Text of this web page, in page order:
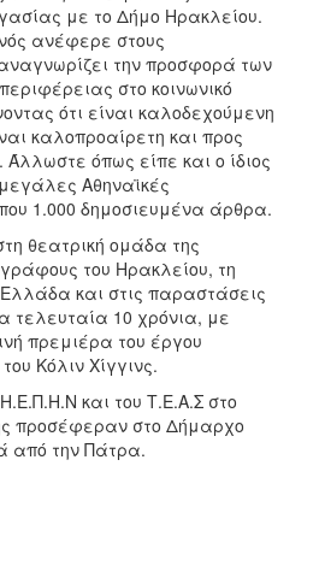
με το Δήμο Ηρακλείου.
ανέφερε στους
την προσφορά των
στο κοινωνικό
ότι είναι καλοδεχούμενη
καλοπροαίρετη και προς
όπως είπε και ο ίδιος
Αθηναϊκές
1.000 δημοσιευμένα άρθρα.
θεατρική ομάδα της
του Ηρακλείου, τη
και στις παραστάσεις
τελευταία 10 χρόνια, με
πρεμιέρα του έργου
Κόλιν Χίγγινς.
και του Τ.Ε.Α.Σ στο
προσέφεραν στο Δήμαρχο
από την Πάτρα.